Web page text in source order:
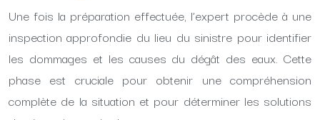
Une fois la préparation effectuée, l’expert procède à une
inspection approfondie du lieu du sinistre pour identifier
les dommages et les causes du dégât des eaux. Cette
phase est cruciale pour obtenir une compréhension
complète de la situation et pour déterminer les solutions